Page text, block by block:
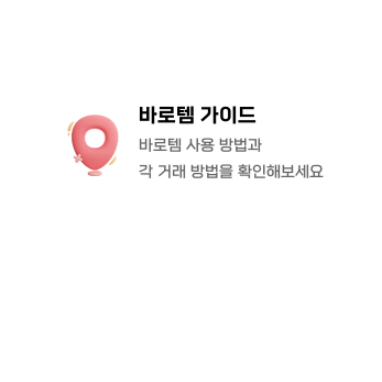
바로템 가이드
바로템 사용 방법과
각 거래 방법을 확인해보세요